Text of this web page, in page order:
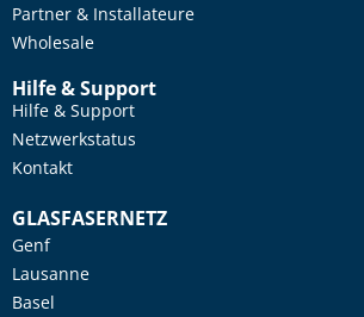
Partner & Installateure
Wholesale
Hilfe & Support
Hilfe & Support
Netzwerkstatus
Kontakt
GLASFASERNETZ
Genf
Lausanne
Basel